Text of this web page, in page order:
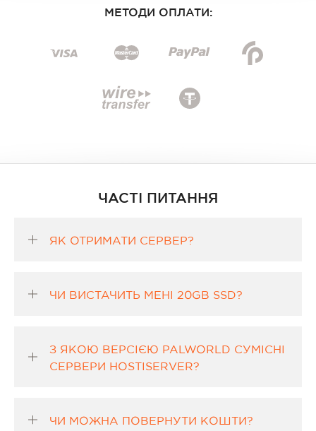
МЕТОДИ ОПЛАТИ:
ЧАСТІ ПИТАННЯ
ЯК ОТРИМАТИ СЕРВЕР?
ЧИ ВИСТАЧИТЬ МЕНІ 20GB SSD?
З ЯКОЮ ВЕРСІЄЮ PALWORLD СУМІСНІ
СЕРВЕРИ HOSTISERVER?
ЧИ МОЖНА ПОВЕРНУТИ КОШТИ?